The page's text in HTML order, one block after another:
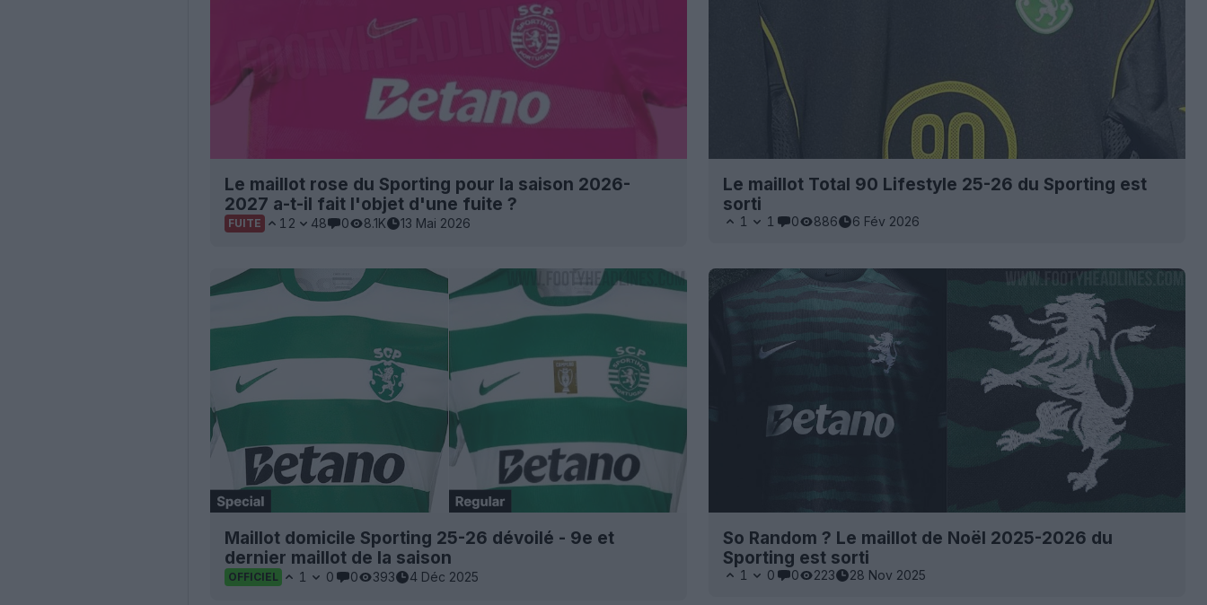
Le maillot rose du Sporting pour la saison 2026-
2027 a-t-il fait l'objet d'une fuite ?
FUITE 12 48 0 8.1K 13 Mai 2026
Le maillot Total 90 Lifestyle 25-26 du Sporting est
sorti
1 1 0 886 6 Fév 2026
Maillot domicile Sporting 25-26 dévoilé - 9e et
dernier maillot de la saison
OFFICIEL 1 0 0 393 4 Déc 2025
So Random ? Le maillot de Noël 2025-2026 du
Sporting est sorti
1 0 0 223 28 Nov 2025